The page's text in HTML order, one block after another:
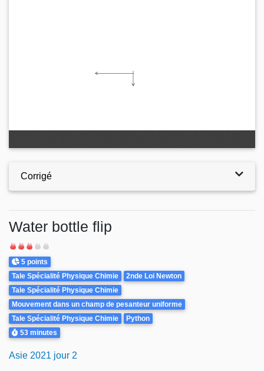
Corrigé
Water bottle flip
Difficulté
Points
5 points
Theme
Tale Spécialité Physique Chimie
2nde Loi Newton
Tale Spécialité Physique Chimie
Mouvement dans un champ de pesanteur uniforme
Tale Spécialité Physique Chimie
Python
Durée
53 minutes
Asie 2021 jour 2